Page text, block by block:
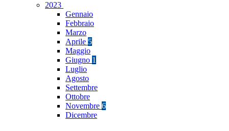
2023
Gennaio
Febbraio
Marzo
Aprile 5
Maggio
Giugno 1
Luglio
Agosto
Settembre
Ottobre
Novembre 6
Dicembre